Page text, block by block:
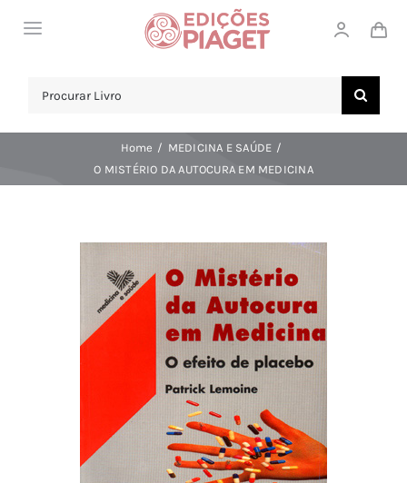
Toggle
Search
Home
MEDICINA E SAÚDE
O MISTÉRIO DA AUTOCURA EM MEDICINA